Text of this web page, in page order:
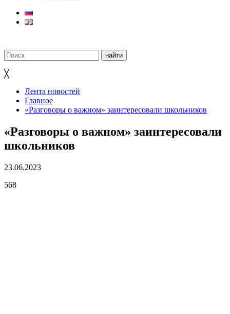
╳
Лента новостей
Главное
«Разговоры о важном» заинтересовали школьников
«Разговоры о важном» заинтересовали
школьников
23.06.2023
568